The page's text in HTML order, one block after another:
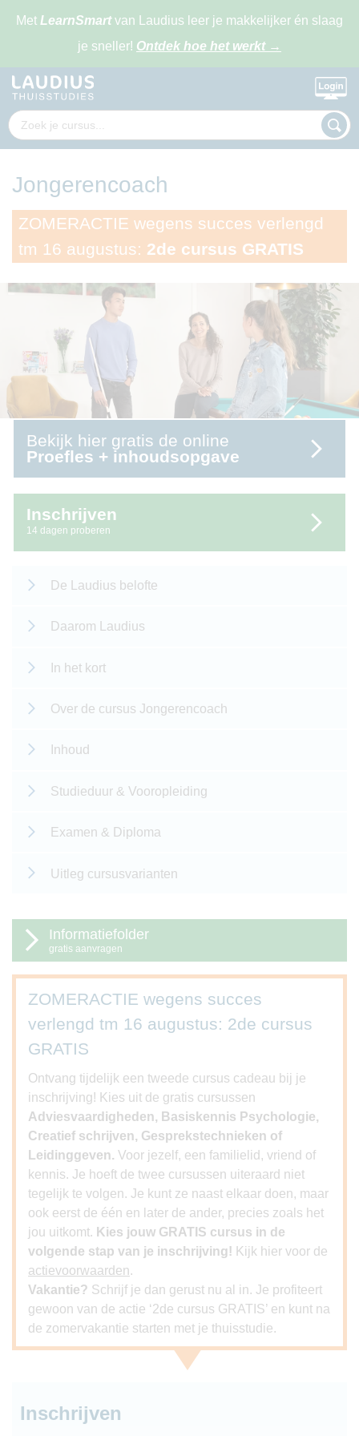
Met LearnSmartvan Laudius leer je makkelijker én slaag
je sneller! Ontdek hoe het werkt →
Jongerencoach
ZOMERACTIE wegens succes verlengd
tm 16 augustus: 2de cursus GRATIS
Bekijk hier gratis de online
Proefles + inhoudsopgave
Inschrijven
14 dagen proberen
De Laudius belofte
Daarom Laudius
In het kort
Over de cursus Jongerencoach
Inhoud
Studieduur & Vooropleiding
Examen & Diploma
Uitleg cursusvarianten
Informatiefolder
gratis aanvragen
ZOMERACTIE wegens succes
verlengd tm 16 augustus: 2de cursus
GRATIS
Ontvang tijdelijk een tweede cursus cadeau bij je
inschrijving! Kies uit de gratis cursussen
Adviesvaardigheden, Basiskennis Psychologie,
Creatief schrijven, Gesprekstechnieken of
Leidinggeven. Voor jezelf, een familielid, vriend of
kennis. Je hoeft de twee cursussen uiteraard niet
tegelijk te volgen. Je kunt ze naast elkaar doen, maar
ook eerst de één en later de ander, precies zoals het
jou uitkomt. Kies jouw GRATIS cursus in de
volgende stap van je inschrijving! Kijk hier voor de
actievoorwaarden.
Vakantie? Schrijf je dan gerust nu al in. Je profiteert
gewoon van de actie ‘2de cursus GRATIS’ en kunt na
de zomervakantie starten met je thuisstudie.
Inschrijven